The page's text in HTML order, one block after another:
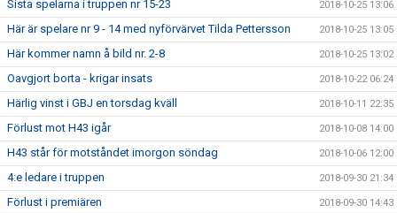
Sista spelarna i truppen nr 15-23 2018-10-25 13:06
Här är spelare nr 9 - 14 med nyförvärvet Tilda Pettersson 2018-10-25 13:05
Här kommer namn å bild nr. 2-8 2018-10-25 13:02
Oavgjort borta - krigar insats 2018-10-22 06:24
Härlig vinst i GBJ en torsdag kväll 2018-10-11 22:35
Förlust mot H43 igår 2018-10-08 14:00
H43 står för motståndet imorgon söndag 2018-10-06 12:00
4:e ledare i truppen 2018-09-30 21:34
Förlust i premiären 2018-09-30 14:43